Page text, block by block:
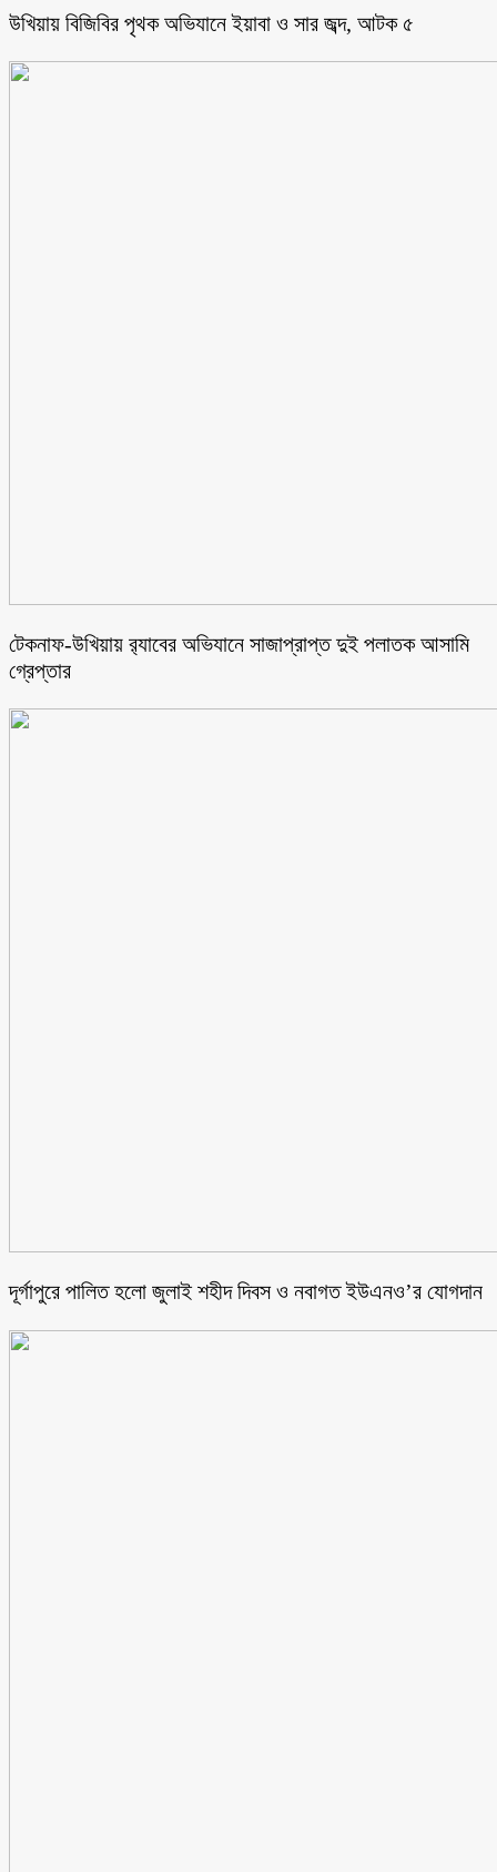
উখিয়ায় বিজিবির পৃথক অভিযানে ইয়াবা ও সার জব্দ, আটক ৫
টেকনাফ-উখিয়ায় র‌্যাবের অভিযানে সাজাপ্রাপ্ত দুই পলাতক আসামি
গ্রেপ্তার
‎দূর্গাপুরে পালিত হলো জুলাই শহীদ দিবস ও নবাগত ইউএনও’র যোগদান ‎